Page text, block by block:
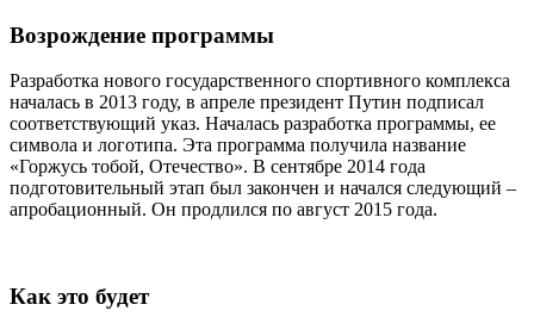
Возрождение программы
Разработка нового государственного спортивного комплекса
началась в 2013 году, в апреле президент Путин подписал
соответствующий указ. Началась разработка программы, ее
символа и логотипа. Эта программа получила название
«Горжусь тобой, Отечество». В сентябре 2014 года
подготовительный этап был закончен и начался следующий –
апробационный. Он продлился по август 2015 года.
Как это будет